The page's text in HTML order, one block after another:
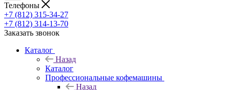
Телефоны
+7 (812) 315-34-27
+7 (812) 314-13-70
Заказать звонок
Каталог
Назад
Каталог
Профессиональные кофемашины
Назад